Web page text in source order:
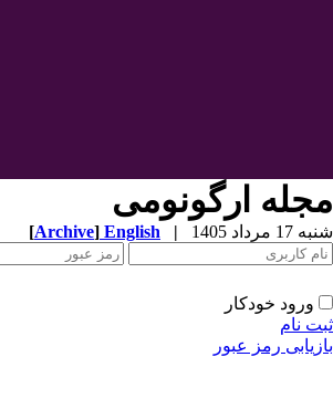
مجله ارگونومی
شنبه 17 مرداد 1405 |
English
[Archive]
ورود خودکار
ثبت نام
بازیابی رمز عبور